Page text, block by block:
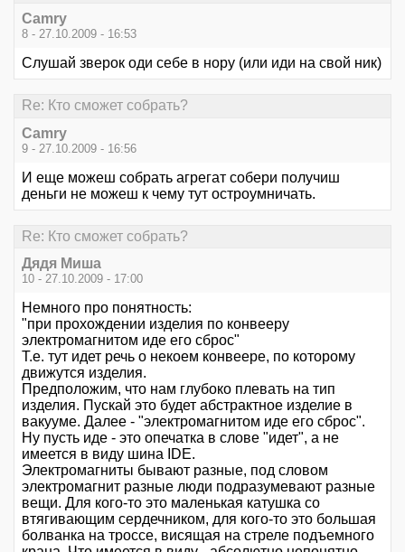
Camry
8 - 27.10.2009 - 16:53
Слушай зверок оди себе в нору (или иди на свой ник)
Re: Кто сможет собрать?
Camry
9 - 27.10.2009 - 16:56
И еще можеш собрать агрегат собери получиш
деньги не можеш к чему тут остроумничать.
Re: Кто сможет собрать?
Дядя Миша
10 - 27.10.2009 - 17:00
Немного про понятность:
"при прохождении изделия по конвееру
электромагнитом иде его сброс"
Т.е. тут идет речь о некоем конвеере, по которому
движутся изделия.
Предположим, что нам глубоко плевать на тип
изделия. Пускай это будет абстрактное изделие в
вакууме. Далее - "электромагнитом иде его сброc".
Ну пусть иде - это опечатка в слове "идет", а не
имеется в виду шина IDE.
Электромагниты бывают разные, под словом
электромагнит разные люди подразумевают разные
вещи. Для кого-то это маленькая катушка со
втягивающим сердечником, для кого-то это большая
болванка на троссе, висящая на стреле подъемного